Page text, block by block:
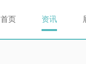
首页 资讯